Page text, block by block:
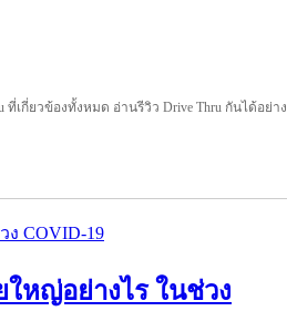
ที่เกี่ยวข้องทั้งหมด อ่านรีวิว Drive Thru กันได้อย่าง
หญ่อย่างไร ในช่วง